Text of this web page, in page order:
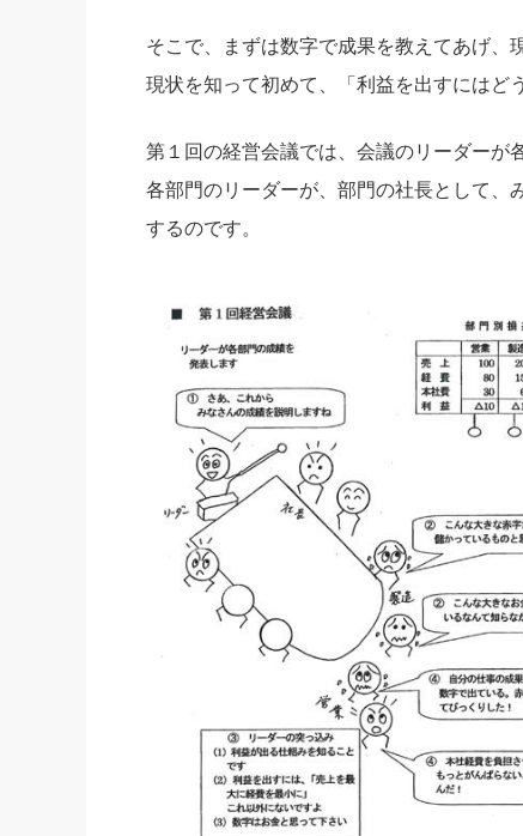
そこで、まずは数字で成果を教えてあげ、
現状を知って初めて、「利益を出すにはど
第１回の経営会議では、会議のリーダーが
各部門のリーダーが、部門の社長として、
するのです。